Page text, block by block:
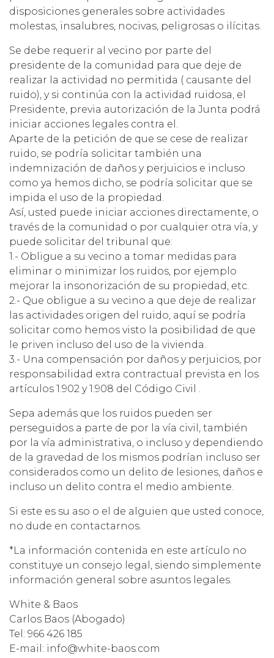
disposiciones generales sobre actividades
molestas, insalubres, nocivas, peligrosas o ilícitas.
Se debe requerir al vecino por parte del
presidente de la comunidad para que deje de
realizar la actividad no permitida ( causante del
ruido), y si continúa con la actividad ruidosa, el
Presidente, previa autorización de la Junta podrá
iniciar acciones legales contra el.
Aparte de la petición de que se cese de realizar
ruido, se podría solicitar también una
indemnización de daños y perjuicios e incluso
como ya hemos dicho, se podría solicitar que se
impida el uso de la propiedad.
Así, usted puede iniciar acciones directamente, o
través de la comunidad o por cualquier otra vía, y
puede solicitar del tribunal que:
1.- Obligue a su vecino a tomar medidas para
eliminar o minimizar los ruidos, por ejemplo
mejorar la insonorización de su propiedad, etc.
2.- Que obligue a su vecino a que deje de realizar
las actividades origen del ruido, aquí se podría
solicitar como hemos visto la posibilidad de que
le priven incluso del uso de la vivienda.
3.- Una compensación por daños y perjuicios, por
responsabilidad extra contractual prevista en los
artículos 1.902 y 1.908 del Código Civil .
Sepa además que los ruidos pueden ser
perseguidos a parte de por la vía civil, también
por la vía administrativa, o incluso y dependiendo
de la gravedad de los mismos podrían incluso ser
considerados como un delito de lesiones, daños e
incluso un delito contra el medio ambiente.
Si este es su aso o el de alguien que usted conoce,
no dude en contactarnos.
*La información contenida en este artículo no
constituye un consejo legal, siendo simplemente
información general sobre asuntos legales.
White & Baos
Carlos Baos (Abogado)
Tel: 966 426 185
E-mail: info@white-baos.com